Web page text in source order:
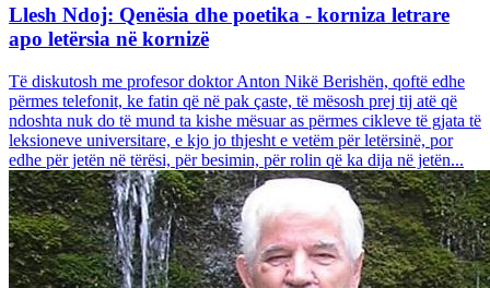
Llesh Ndoj: Qenësia dhe poetika - korniza letrare
apo letërsia në kornizë
Të diskutosh me profesor doktor Anton Nikë Berishën, qoftë edhe
përmes telefonit, ke fatin që në pak çaste, të mësosh prej tij atë që
ndoshta nuk do të mund ta kishe mësuar as përmes cikleve të gjata të
leksioneve universitare, e kjo jo thjesht e vetëm për letërsinë, por
edhe për jetën në tërësi, për besimin, për rolin që ka dija në jetën...